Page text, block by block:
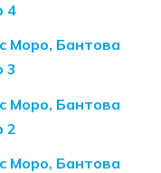
4
Моро, Бантова
3
Моро, Бантова
2
Моро, Бантова